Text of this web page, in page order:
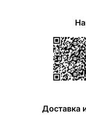
Доставка